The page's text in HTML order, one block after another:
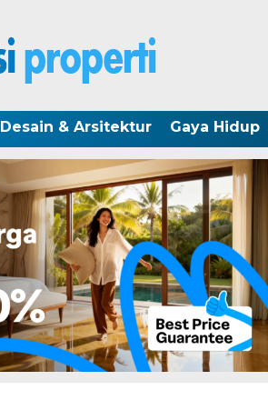
Desain & Arsitektur Gaya Hidup